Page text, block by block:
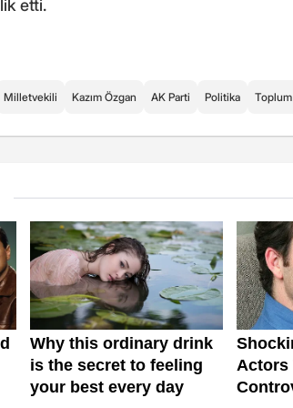
etti.
Milletvekili Kazım Özgan AK Parti Politika Toplum